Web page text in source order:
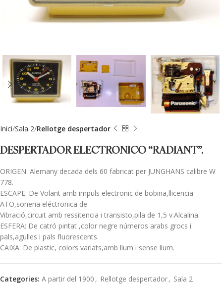
Inici Sala 2 Rellotge despertador
DESPERTADOR ELECTRONICO “RADIANT”.
ORIGEN: Alemany decada dels 60 fabricat per JUNGHANS calibre W
778.
ESCAPE: De Volant amb impuls electronic de bobina,llicencia
ATO,soneria eléctronica de
Vibració,circuit amb ressitencia i transisto,pila de 1,5 v.Alcalina.
ESFERA: De catró pintat ,color negre números arabs grocs i
pals,agulles i pals fluorescents.
CAIXA: De plastic, colors variats,amb llum i sense llum.
Categories: A partir del 1900 , Rellotge despertador, Sala 2